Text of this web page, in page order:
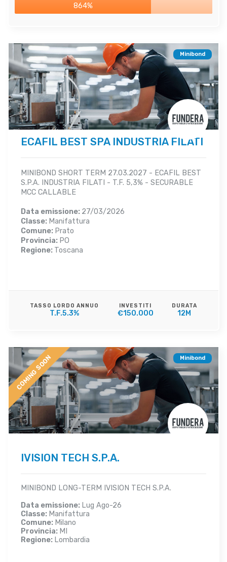
864%
Minibond
ECAFIL BEST SPA INDUSTRIA FILATI
MINIBOND SHORT TERM 27.03.2027 - ECAFIL BEST
S.P.A. INDUSTRIA FILATI - T.F. 5,3% - SECURABLE
MCC CALLABLE
Data emissione: 27/03/2026
Classe: Manifattura
Comune: Prato
Provincia: PO
Regione: Toscana
TASSO LORDO ANNUO
T.F.5.3%
INVESTITI
€150.000
DURATA
12M
COMING SOON Minibond
IVISION TECH S.P.A.
MINIBOND LONG-TERM IVISION TECH S.P.A.
Data emissione: Lug Ago-26
Classe: Manifattura
Comune: Milano
Provincia: MI
Regione: Lombardia